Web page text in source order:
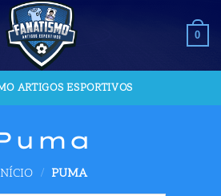
0
ARTIGOS ESPORTIVOS
/ PUMA